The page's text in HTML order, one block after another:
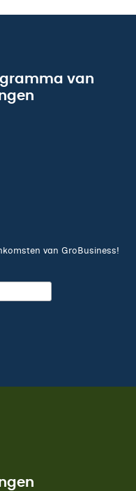
van
van GroBusiness!